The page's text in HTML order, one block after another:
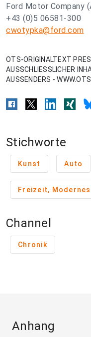
Ford Motor Company
+43 (0)5 06581-300
cwotypka@ford.com
OTS-ORIGINALTEXT
AUSSCHLIESSLICHER
AUSSENDERS -
Stichworte
Kunst Auto
Freizeit, Modernes
Channel
Chronik
Anhang